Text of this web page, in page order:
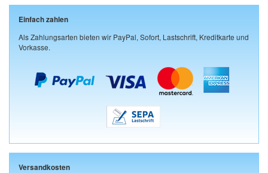
Einfach zahlen
Als Zahlungsarten bieten wir PayPal, Sofort, Lastschrift, Kreditkarte und
Vorkasse.
Versandkosten